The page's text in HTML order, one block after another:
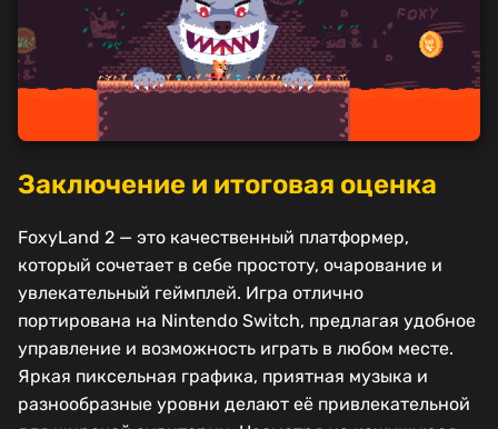
Заключение и итоговая оценка
FoxyLand 2 — это качественный платформер,
который сочетает в себе простоту, очарование и
увлекательный геймплей. Игра отлично
портирована на Nintendo Switch, предлагая удобное
управление и возможность играть в любом месте.
Яркая пиксельная графика, приятная музыка и
разнообразные уровни делают её привлекательной